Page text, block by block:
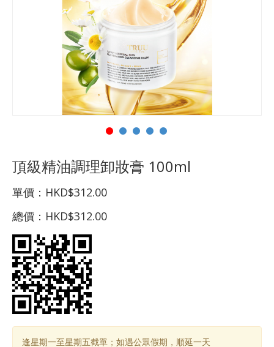
頂級精油調理卸妝膏 100ml
單價： HKD$312.00
總價： HKD$312.00
逢星期一至星期五截單；如遇公眾假期，順延一天